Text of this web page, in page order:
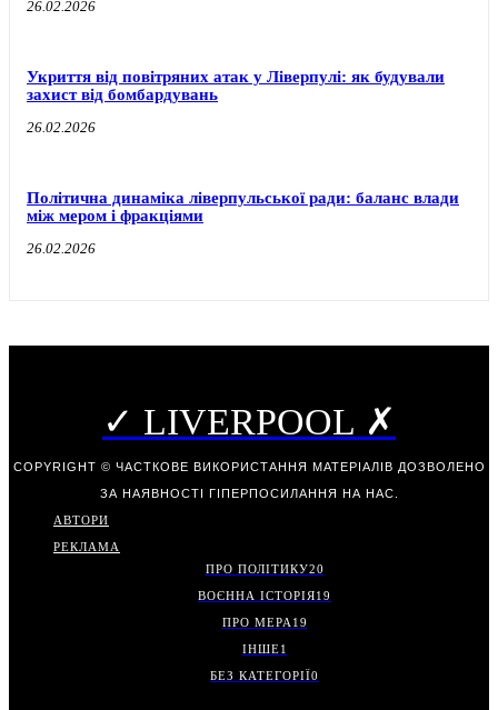
26.02.2026
Укриття від повітряних атак у Ліверпулі: як будували
захист від бомбардувань
26.02.2026
Політична динаміка ліверпульської ради: баланс влади
між мером і фракціями
26.02.2026
✓ LIVERPOOL ✗
COPYRIGHT © ЧАСТКОВЕ ВИКОРИСТАННЯ МАТЕРІАЛІВ ДОЗВОЛЕНО
ЗА НАЯВНОСТІ ГІПЕРПОСИЛАННЯ НА НАС.
АВТОРИ
РЕКЛАМА
ПРО ПОЛІТИКУ20
ВОЄННА ІСТОРІЯ19
ПРО МЕРА 19
ІНШЕ1
БЕЗ КАТЕГОРІЇ0